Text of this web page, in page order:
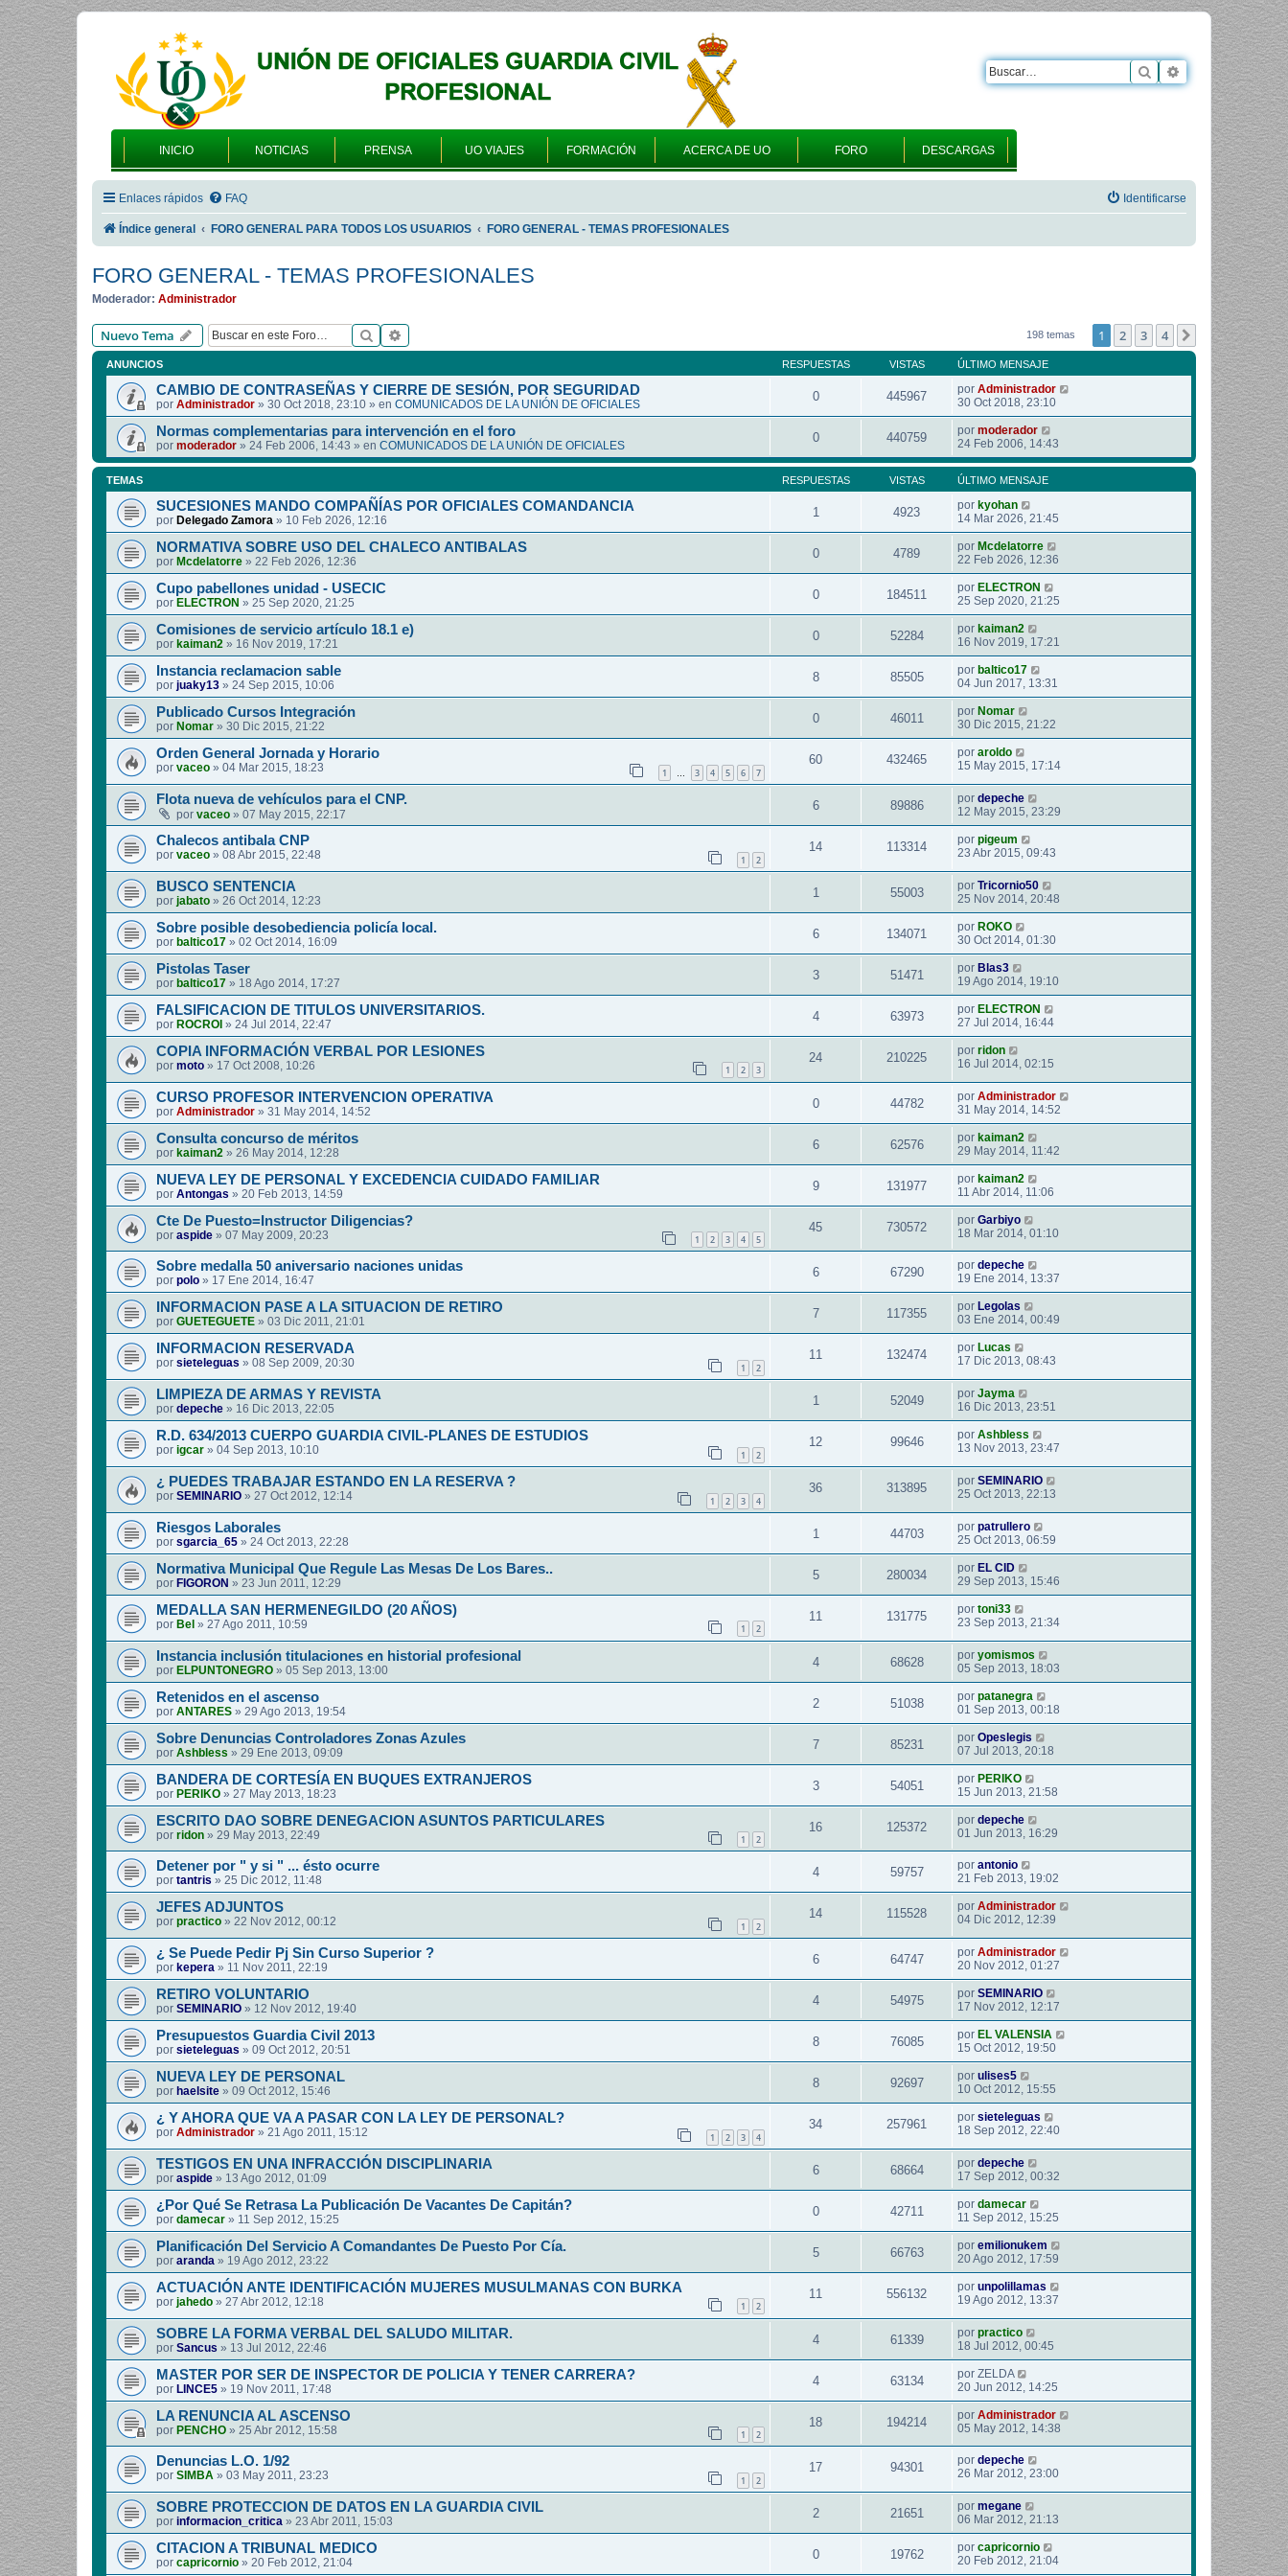
INICIO NOTICIAS PRENSA UO VIAJES FORMACIÓN ACERCA DE UO FORO DESCARGAS
Buscar Búsqueda
Enlaces rápidos FAQ Identificarse
Índice general FORO GENERAL PARA TODOS LOS USUARIOS FORO GENERAL - TEMAS PROFESIONALES
FORO GENERAL - TEMAS PROFESIONALES
Moderador: Administrador
Nuevo Tema Buscar 198 temas 1 2 3 4 Siguiente
ANUNCIOS RESPUESTAS VISTAS ÚLTIMO MENSAJE
CAMBIO DE CONTRASEÑAS Y CIERRE DE SESIÓN, POR SEGURIDAD
por Administrador » 30 Oct 2018, 23:10 » en COMUNICADOS DE LA UNIÓN DE OFICIALES
0 445967 por Administrador
30 Oct 2018, 23:10
Normas complementarias para intervención en el foro
por moderador » 24 Feb 2006, 14:43 » en COMUNICADOS DE LA UNIÓN DE OFICIALES
0 440759 por moderador
24 Feb 2006, 14:43
TEMAS RESPUESTAS VISTAS ÚLTIMO MENSAJE
SUCESIONES MANDO COMPAÑÍAS POR OFICIALES COMANDANCIA
por Delegado Zamora » 10 Feb 2026, 12:16
1 4923 por kyohan
14 Mar 2026, 21:45
NORMATIVA SOBRE USO DEL CHALECO ANTIBALAS
por Mcdelatorre » 22 Feb 2026, 12:36
0 4789 por Mcdelatorre
22 Feb 2026, 12:36
Cupo pabellones unidad - USECIC
por ELECTRON » 25 Sep 2020, 21:25
0 184511 por ELECTRON
25 Sep 2020, 21:25
Comisiones de servicio artículo 18.1 e)
por kaiman2 » 16 Nov 2019, 17:21
0 52284 por kaiman2
16 Nov 2019, 17:21
Instancia reclamacion sable
por juaky13 » 24 Sep 2015, 10:06
8 85505 por baltico17
04 Jun 2017, 13:31
Publicado Cursos Integración
por Nomar » 30 Dic 2015, 21:22
0 46011 por Nomar
30 Dic 2015, 21:22
Orden General Jornada y Horario
por vaceo » 04 Mar 2015, 18:23 1 3 4 5 6 7
60 432465 por aroldo
15 May 2015, 17:14
Flota nueva de vehículos para el CNP.
por vaceo » 07 May 2015, 22:17
6 89886 por depeche
12 May 2015, 23:29
Chalecos antibala CNP
por vaceo » 08 Abr 2015, 22:48 1 2
14 113314 por pigeum
23 Abr 2015, 09:43
BUSCO SENTENCIA
por jabato » 26 Oct 2014, 12:23
1 55003 por Tricornio50
25 Nov 2014, 20:48
Sobre posible desobediencia policía local.
por baltico17 » 02 Oct 2014, 16:09
6 134071 por ROKO
30 Oct 2014, 01:30
Pistolas Taser
por baltico17 » 18 Ago 2014, 17:27
3 51471 por Blas3
19 Ago 2014, 19:10
FALSIFICACION DE TITULOS UNIVERSITARIOS.
por ROCROI » 24 Jul 2014, 22:47
4 63973 por ELECTRON
27 Jul 2014, 16:44
COPIA INFORMACIÓN VERBAL POR LESIONES
por moto » 17 Oct 2008, 10:26 1 2 3
24 210225 por ridon
16 Jul 2014, 02:15
CURSO PROFESOR INTERVENCION OPERATIVA
por Administrador » 31 May 2014, 14:52
0 44782 por Administrador
31 May 2014, 14:52
Consulta concurso de méritos
por kaiman2 » 26 May 2014, 12:28
6 62576 por kaiman2
29 May 2014, 11:42
NUEVA LEY DE PERSONAL Y EXCEDENCIA CUIDADO FAMILIAR
por Antongas » 20 Feb 2013, 14:59
9 131977 por kaiman2
11 Abr 2014, 11:06
Cte De Puesto=Instructor Diligencias?
por aspide » 07 May 2009, 20:23 1 2 3 4 5
45 730572 por Garbiyo
18 Mar 2014, 01:10
Sobre medalla 50 aniversario naciones unidas
por polo » 17 Ene 2014, 16:47
6 67290 por depeche
19 Ene 2014, 13:37
INFORMACION PASE A LA SITUACION DE RETIRO
por GUETEGUETE » 03 Dic 2011, 21:01
7 117355 por Legolas
03 Ene 2014, 00:49
INFORMACION RESERVADA
por sieteleguas » 08 Sep 2009, 20:30 1 2
11 132474 por Lucas
17 Dic 2013, 08:43
LIMPIEZA DE ARMAS Y REVISTA
por depeche » 16 Dic 2013, 22:05
1 52049 por Jayma
16 Dic 2013, 23:51
R.D. 634/2013 CUERPO GUARDIA CIVIL-PLANES DE ESTUDIOS
por igcar » 04 Sep 2013, 10:10 1 2
12 99646 por Ashbless
13 Nov 2013, 23:47
¿ PUEDES TRABAJAR ESTANDO EN LA RESERVA ?
por SEMINARIO » 27 Oct 2012, 12:14 1 2 3 4
36 313895 por SEMINARIO
25 Oct 2013, 22:13
Riesgos Laborales
por sgarcia_65 » 24 Oct 2013, 22:28
1 44703 por patrullero
25 Oct 2013, 06:59
Normativa Municipal Que Regule Las Mesas De Los Bares..
por FIGORON » 23 Jun 2011, 12:29
5 280034 por EL CID
29 Sep 2013, 15:46
MEDALLA SAN HERMENEGILDO (20 AÑOS)
por Bel » 27 Ago 2011, 10:59 1 2
11 131775 por toni33
23 Sep 2013, 21:34
Instancia inclusión titulaciones en historial profesional
por ELPUNTONEGRO » 05 Sep 2013, 13:00
4 68628 por yomismos
05 Sep 2013, 18:03
Retenidos en el ascenso
por ANTARES » 29 Ago 2013, 19:54
2 51038 por patanegra
01 Sep 2013, 00:18
Sobre Denuncias Controladores Zonas Azules
por Ashbless » 29 Ene 2013, 09:09
7 85231 por Opeslegis
07 Jul 2013, 20:18
BANDERA DE CORTESÍA EN BUQUES EXTRANJEROS
por PERIKO » 27 May 2013, 18:23
3 54051 por PERIKO
15 Jun 2013, 21:58
ESCRITO DAO SOBRE DENEGACION ASUNTOS PARTICULARES
por ridon » 29 May 2013, 22:49 1 2
16 125372 por depeche
01 Jun 2013, 16:29
Detener por " y si " ... ésto ocurre
por tantris » 25 Dic 2012, 11:48
4 59757 por antonio
21 Feb 2013, 19:02
JEFES ADJUNTOS
por practico » 22 Nov 2012, 00:12 1 2
14 115528 por Administrador
04 Dic 2012, 12:39
¿ Se Puede Pedir Pj Sin Curso Superior ?
por kepera » 11 Nov 2011, 22:19
6 64747 por Administrador
20 Nov 2012, 01:27
RETIRO VOLUNTARIO
por SEMINARIO » 12 Nov 2012, 19:40
4 54975 por SEMINARIO
17 Nov 2012, 12:17
Presupuestos Guardia Civil 2013
por sieteleguas » 09 Oct 2012, 20:51
8 76085 por EL VALENSIA
15 Oct 2012, 19:50
NUEVA LEY DE PERSONAL
por haelsite » 09 Oct 2012, 15:46
8 92697 por ulises5
10 Oct 2012, 15:55
¿ Y AHORA QUE VA A PASAR CON LA LEY DE PERSONAL?
por Administrador » 21 Ago 2011, 15:12 1 2 3 4
34 257961 por sieteleguas
18 Sep 2012, 22:40
TESTIGOS EN UNA INFRACCIÓN DISCIPLINARIA
por aspide » 13 Ago 2012, 01:09
6 68664 por depeche
17 Sep 2012, 00:32
¿Por Qué Se Retrasa La Publicación De Vacantes De Capitán?
por damecar » 11 Sep 2012, 15:25
0 42711 por damecar
11 Sep 2012, 15:25
Planificación Del Servicio A Comandantes De Puesto Por Cía.
por aranda » 19 Ago 2012, 23:22
5 66763 por emilionukem
20 Ago 2012, 17:59
ACTUACIÓN ANTE IDENTIFICACIÓN MUJERES MUSULMANAS CON BURKA
por jahedo » 27 Abr 2012, 12:18 1 2
11 556132 por unpolillamas
19 Ago 2012, 13:37
SOBRE LA FORMA VERBAL DEL SALUDO MILITAR.
por Sancus » 13 Jul 2012, 22:46
4 61339 por practico
18 Jul 2012, 00:45
MASTER POR SER DE INSPECTOR DE POLICIA Y TENER CARRERA?
por LINCE5 » 19 Nov 2011, 17:48
4 63134 por ZELDA
20 Jun 2012, 14:25
LA RENUNCIA AL ASCENSO
por PENCHO » 25 Abr 2012, 15:58 1 2
18 194214 por Administrador
05 May 2012, 14:38
Denuncias L.O. 1/92
por SIMBA » 03 May 2011, 23:23 1 2
17 94301 por depeche
26 Mar 2012, 23:00
SOBRE PROTECCION DE DATOS EN LA GUARDIA CIVIL
por informacion_critica » 23 Abr 2011, 15:03
2 21651 por megane
06 Mar 2012, 21:13
CITACION A TRIBUNAL MEDICO
por capricornio » 20 Feb 2012, 21:04
0 19762 por capricornio
20 Feb 2012, 21:04